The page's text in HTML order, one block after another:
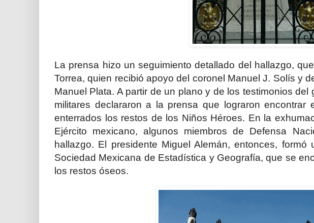
La prensa hizo un seguimiento detallado del hallazgo,
Torrea, quien recibió apoyo del coronel Manuel J. Solís y
Manuel Plata. A partir de un plano y de los testimonios
militares declararon a la prensa que lograron
enterrados los restos de los Niños Héroes. En la
Ejército mexicano, algunos miembros de Defensa
hallazgo. El presidente Miguel Alemán, entonces,
Sociedad Mexicana de Estadística y Geografía, que se
los restos óseos.